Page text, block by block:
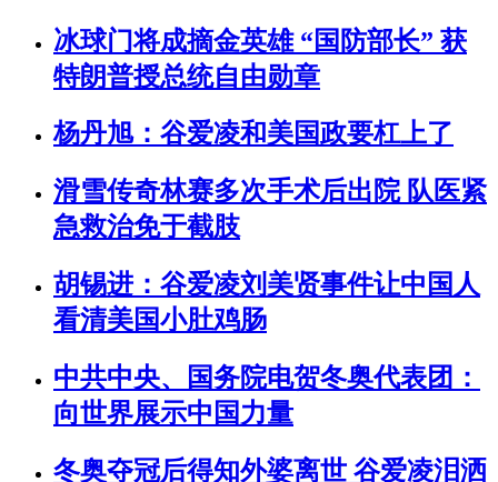
冰球门将成摘金英雄 “国防部长” 获
特朗普授总统自由勋章
杨丹旭：谷爱凌和美国政要杠上了
滑雪传奇林赛多次手术后出院 队医紧
急救治免于截肢
胡锡进：谷爱凌刘美贤事件让中国人
看清美国小肚鸡肠
中共中央、国务院电贺冬奥代表团：
向世界展示中国力量
冬奥夺冠后得知外婆离世 谷爱凌泪洒